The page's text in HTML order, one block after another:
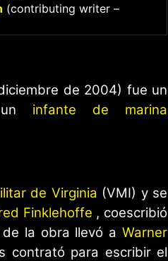
(contributing writer –
de 2004) fue un
un infante de marina
de Virginia (VMI) y se
Finklehoffe , coescribió
de la obra llevó aWarner
contrató para escribir el